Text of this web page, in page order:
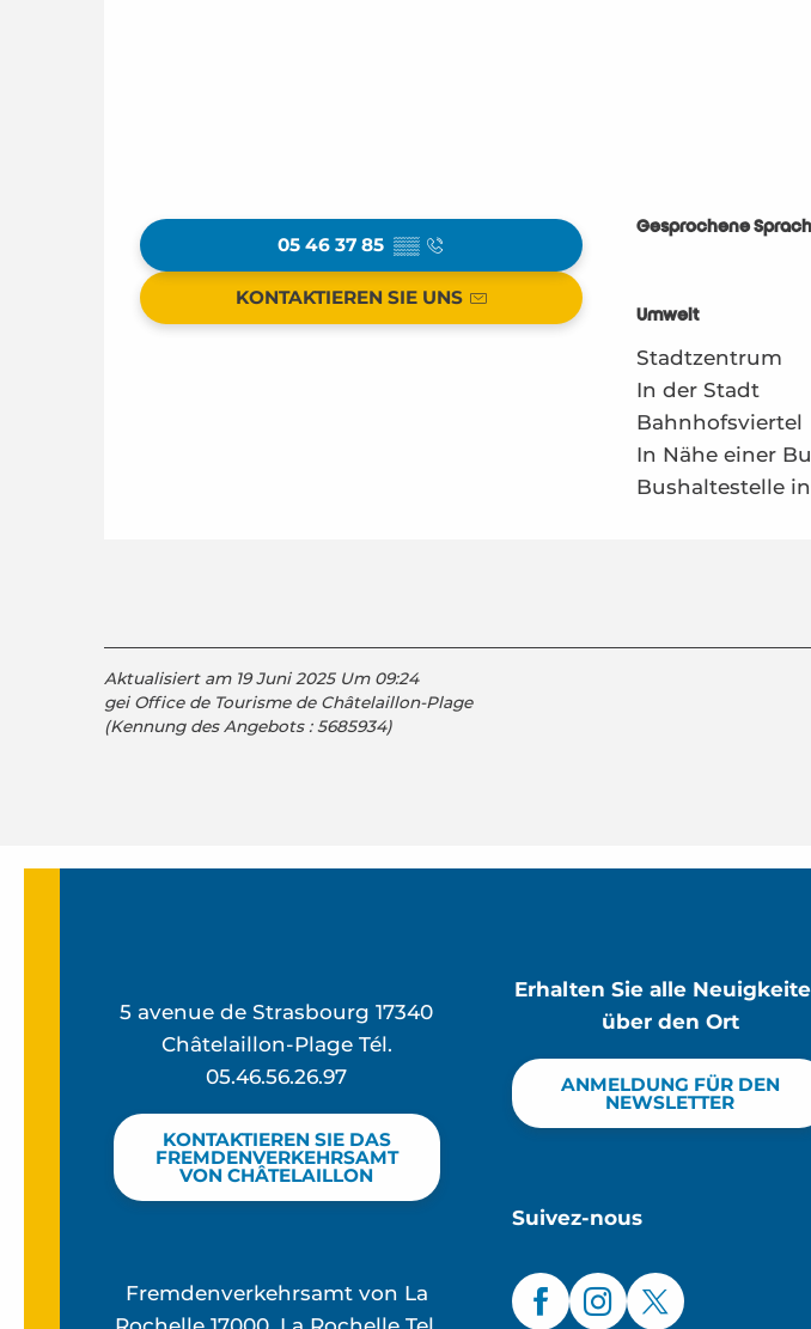
05 46 37 85 ▒▒
KONTAKTIEREN SIE UNS
Gesprochene
Gesprochene
Umwelt
Umwelt
Stadtzentrum
In der Stadt
Bahnhofsviertel
In Nähe einer
Bushaltestelle
Aktualisiert am 19 Juni 2025 Um 09:24
gei Office de Tourisme de Châtelaillon-Plage
(Kennung des Angebots :5685934)
5 avenue de Strasbourg 17340
Châtelaillon-Plage Tél.
05.46.56.26.97
KONTAKTIEREN SIE DAS
FREMDENVERKEHRSAMT
VON CHÂTELAILLON
Fremdenverkehrsamt von La
Erhalten Sie alle
über den Ort
ANMELDUNG FÜR DEN
NEWSLETTER
Suivez-nous